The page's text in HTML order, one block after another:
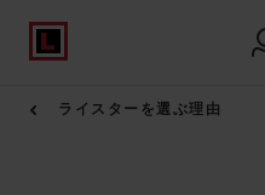
ライスターを選ぶ理由